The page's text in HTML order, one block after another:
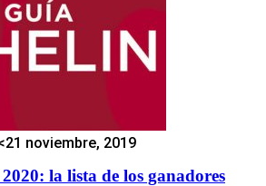
noviembre, 2019
la lista de los ganadores